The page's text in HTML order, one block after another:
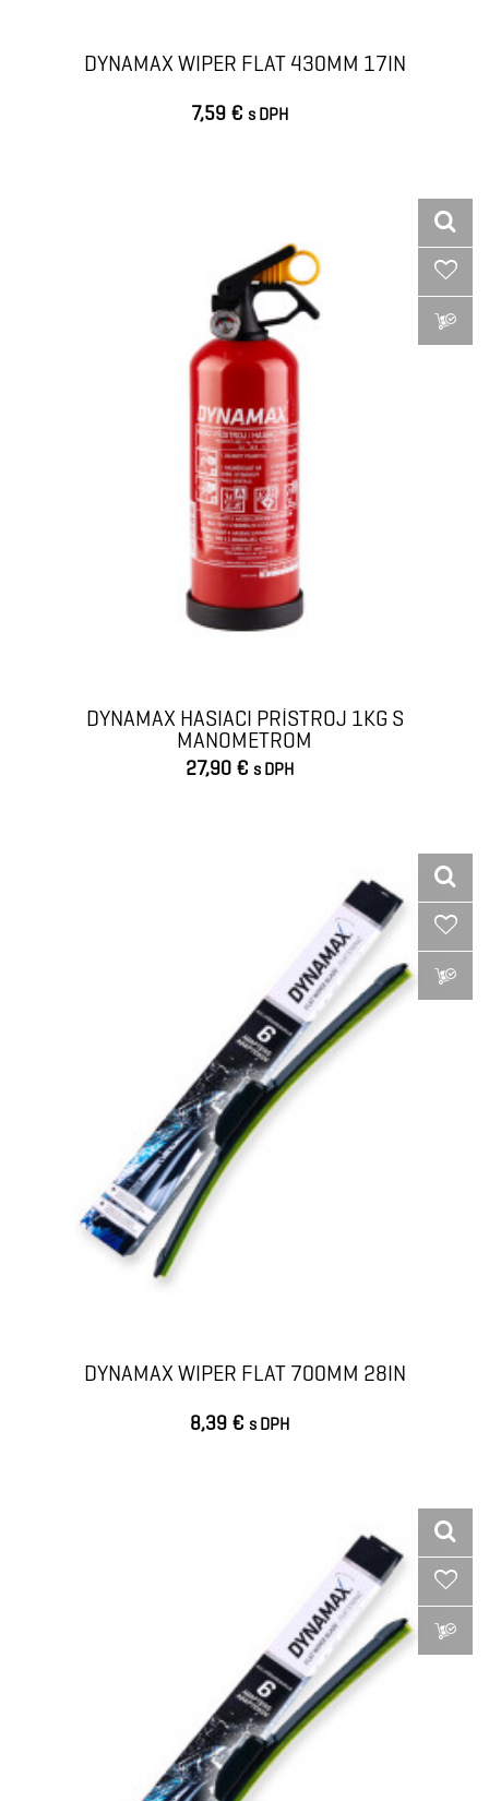
DYNAMAX WIPER FLAT 430MM 17IN
7,59 € s DPH
DYNAMAX HASIACI PRÍSTROJ 1KG S
MANOMETROM
27,90 € s DPH
DYNAMAX WIPER FLAT 700MM 28IN
8,39 € s DPH